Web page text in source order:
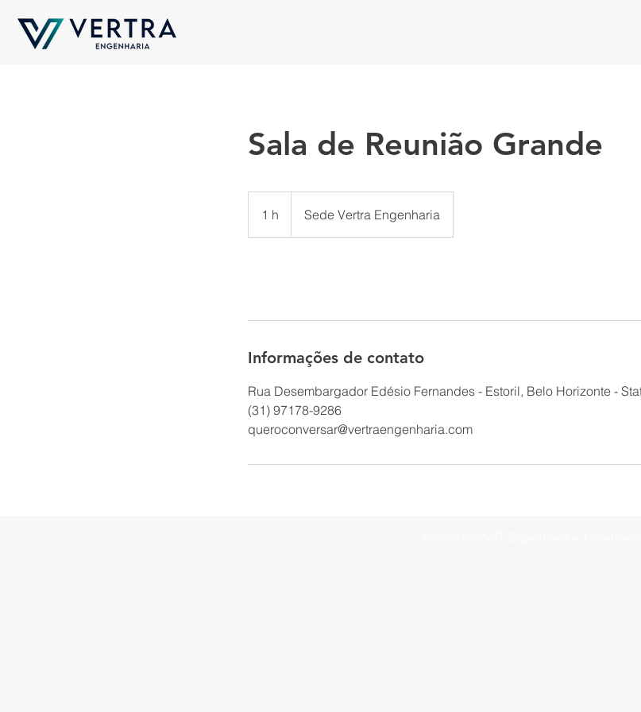
Sala de Reunião Grande
1 h Sede Vertra Engenharia
Informações de contato
Rua Desembargador Edésio Fernandes - Estoril, Belo Horizonte -
(31) 97178-9286
queroconversar@vertraengenharia.com